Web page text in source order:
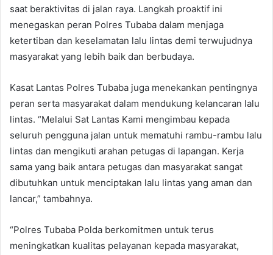
saat beraktivitas di jalan raya. Langkah proaktif ini
menegaskan peran Polres Tubaba dalam menjaga
ketertiban dan keselamatan lalu lintas demi terwujudnya
masyarakat yang lebih baik dan berbudaya.
Kasat Lantas Polres Tubaba juga menekankan pentingnya
peran serta masyarakat dalam mendukung kelancaran lalu
lintas. “Melalui Sat Lantas Kami mengimbau kepada
seluruh pengguna jalan untuk mematuhi rambu-rambu lalu
lintas dan mengikuti arahan petugas di lapangan. Kerja
sama yang baik antara petugas dan masyarakat sangat
dibutuhkan untuk menciptakan lalu lintas yang aman dan
lancar,” tambahnya.
“Polres Tubaba Polda berkomitmen untuk terus
meningkatkan kualitas pelayanan kepada masyarakat,